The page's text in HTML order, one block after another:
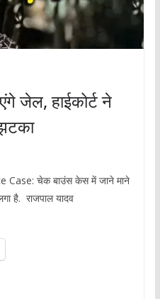
जेल, हाईकोर्ट ने
Case: चेक बाउंस केस में जाने माने
है. राजपाल यादव